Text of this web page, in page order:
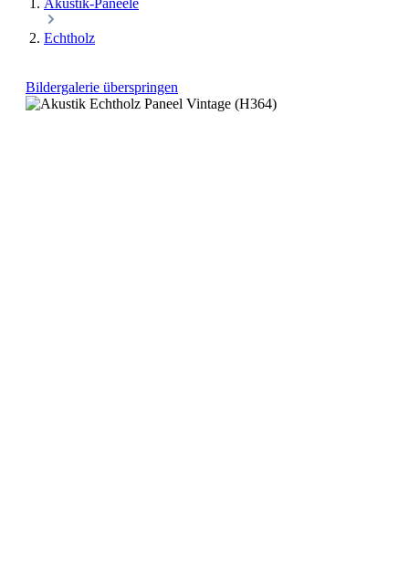
Akustik-Paneele
Echtholz
Bildergalerie überspringen